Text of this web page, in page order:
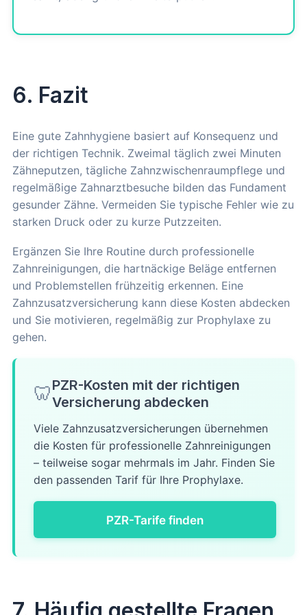
6. Fazit
Eine gute Zahnhygiene basiert auf Konsequenz und
der richtigen Technik. Zweimal täglich zwei Minuten
Zähneputzen, tägliche Zahnzwischenraumpflege und
regelmäßige Zahnarztbesuche bilden das Fundament
gesunder Zähne. Vermeiden Sie typische Fehler wie zu
starken Druck oder zu kurze Putzzeiten.
Ergänzen Sie Ihre Routine durch professionelle
Zahnreinigungen, die hartnäckige Beläge entfernen
und Problemstellen frühzeitig erkennen. Eine
Zahnzusatzversicherung kann diese Kosten abdecken
und Sie motivieren, regelmäßig zur Prophylaxe zu
gehen.
🦷PZR-Kosten mit der richtigen
Versicherung abdecken
Viele Zahnzusatzversicherungen übernehmen
die Kosten für professionelle Zahnreinigungen
– teilweise sogar mehrmals im Jahr. Finden Sie
den passenden Tarif für Ihre Prophylaxe.
PZR-Tarife finden